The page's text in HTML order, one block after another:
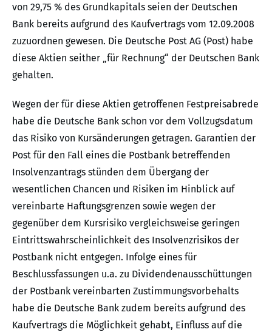
von 29,75 % des Grundkapitals seien der Deutschen
Bank bereits aufgrund des Kaufvertrags vom 12.09.2008
zuzuordnen gewesen. Die Deutsche Post AG (Post) habe
diese Aktien seither „für Rechnung“ der Deutschen Bank
gehalten.
Wegen der für diese Aktien getroffenen Festpreisabrede
habe die Deutsche Bank schon vor dem Vollzugsdatum
das Risiko von Kursänderungen getragen. Garantien der
Post für den Fall eines die Postbank betreffenden
Insolvenzantrags stünden dem Übergang der
wesentlichen Chancen und Risiken im Hinblick auf
vereinbarte Haftungsgrenzen sowie wegen der
gegenüber dem Kursrisiko vergleichsweise geringen
Eintrittswahrscheinlichkeit des Insolvenzrisikos der
Postbank nicht entgegen. Infolge eines für
Beschlussfassungen u.a. zu Dividendenausschüttungen
der Postbank vereinbarten Zustimmungsvorbehalts
habe die Deutsche Bank zudem bereits aufgrund des
Kaufvertrags die Möglichkeit gehabt, Einfluss auf die